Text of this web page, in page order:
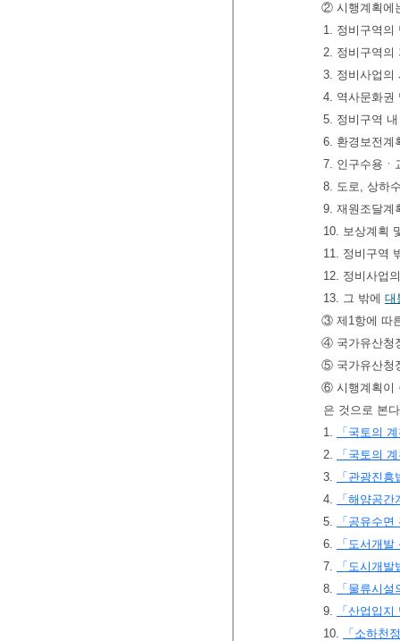
② 시행계획에
1. 정비구역의
2. 정비구역의
3. 정비사업의
4. 역사문화권
5. 정비구역
6. 환경보전계
7. 인구수용ㆍ
8. 도로, 상하
9. 재원조달계
10. 보상계획
11. 정비구역
12. 정비사업
13. 그 밖에 대
③ 제1항에 따
④ 국가유산청
⑤ 국가유산청
⑥ 시행계획이
은 것으로 본
1.
「국토의
2.
「국토의
3.
「관광진흥
4.
「해양공
5.
「공유수
6.
「도서개
7.
「도시개발
8.
「물류시
9.
「산업입
10.
「소하천